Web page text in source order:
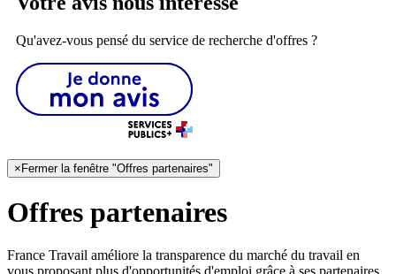
Qu'avez-vous pensé du service de recherche d'offres ?
×Fermer la fenêtre "Offres partenaires"
Offres partenaires
France Travail améliore la transparence du marché du travail en